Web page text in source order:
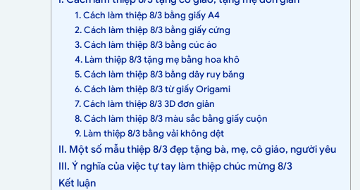
1. Cách làm thiệp 8/3 bằng giấy A4
2. Cách làm thiệp 8/3 bằng giấy cứng
3. Cách làm thiệp 8/3 bằng cúc áo
4. Làm thiệp 8/3 tặng mẹ bằng hoa khô
5. Cách làm thiệp 8/3 bằng dây ruy băng
6. Cách làm thiệp 8/3 từ giấy Origami
7. Cách làm thiệp 8/3 3D đơn giản
8. Cách làm thiệp 8/3 màu sắc bằng giấy cuộn
9. Làm thiệp 8/3 bằng vải không dệt
II. Một số mẫu thiệp 8/3 đẹp tặng bà, mẹ, cô giáo, người yêu
III. Ý nghĩa của việc tự tay làm thiệp chúc mừng 8/3
Kết luận